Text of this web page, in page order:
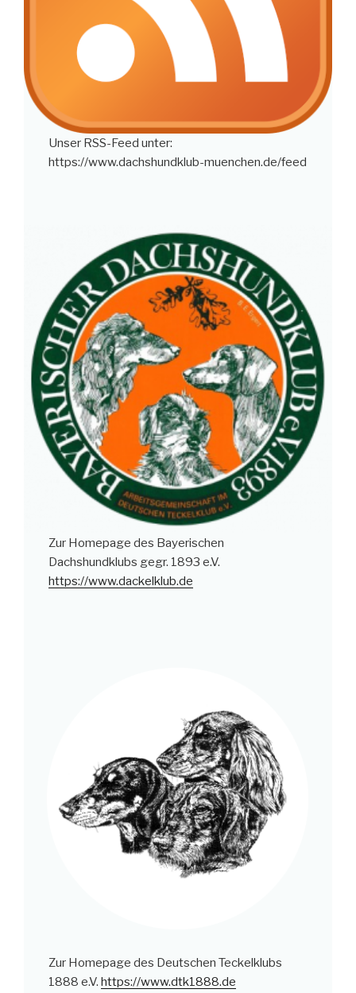
Unser RSS-Feed unter:
https://www.dachshundklub-muenchen.de/feed
Zur Homepage des Bayerischen
Dachshundklubs gegr. 1893 e.V.
https://www.dackelklub.de
Zur Homepage des Deutschen Teckelklubs
1888 e.V.https://www.dtk1888.de